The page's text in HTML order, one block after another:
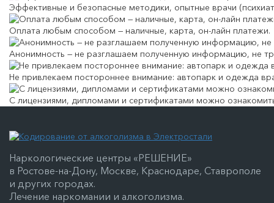
Эффективные и безопасные методики, опытные врачи
Оплата любым способом — наличные, карта, он-лайн платежи.
Анонимность — не разглашаем полученную информацию, не
Не привлекаем постороннее внимание: автопарк и одежда
С лицензиями, дипломами и сертификатами можно
Наркологические центры «РЕШЕНИЕ»
в Ростове-на-Дону, Москве, Краснодаре, Ставрополе
и других городах.
Лечение наркомании и алкоголизма.